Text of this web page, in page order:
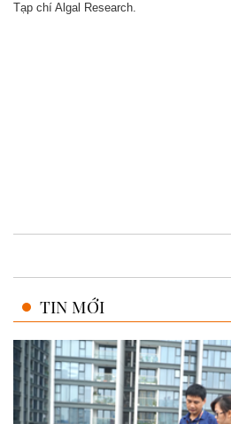
Tạp chí Algal Research.
TIN MỚI